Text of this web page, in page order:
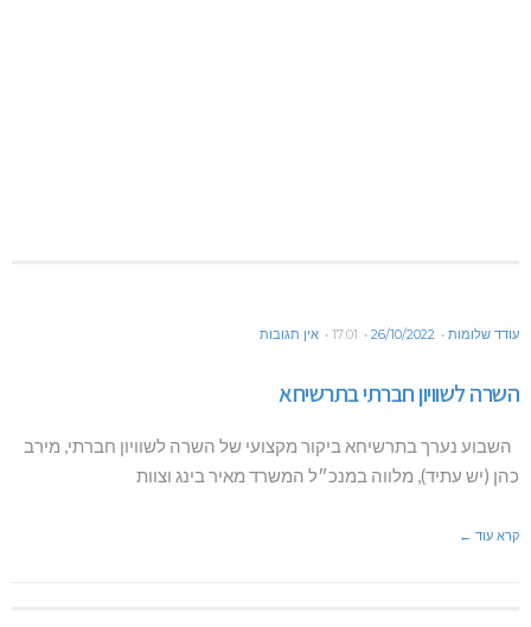
עודד שלומות 26/10/2022
17:01 אין תגובות
השרה לשוויון חברתי בתרשיחא
השבוע נערך בתרשיחא ביקור מקצועי של השרה לשוויון חברתי, מירב
כהן (יש עתיד), מלווה במנכ״ל המשרד מאיר בינג וצוות
קרא עוד ←